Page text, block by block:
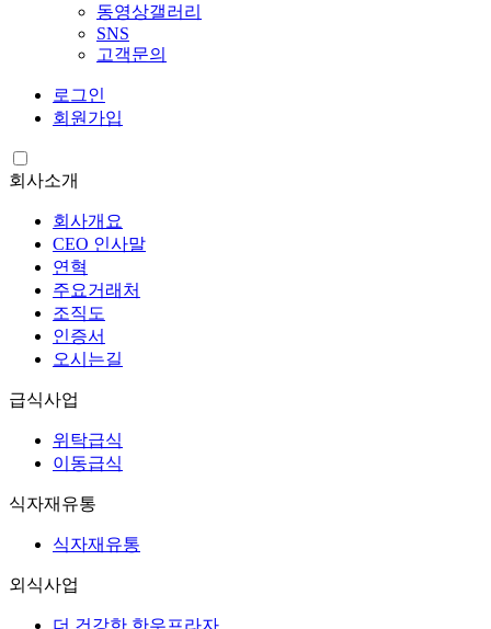
동영상갤러리
SNS
고객문의
로그인
회원가입
회사소개
회사개요
CEO 인사말
연혁
주요거래처
조직도
인증서
오시는길
급식사업
위탁급식
이동급식
식자재유통
식자재유통
외식사업
더 건강한 한우프라자